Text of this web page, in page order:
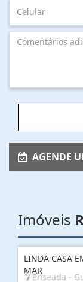
AGENDE
Imóveis
LINDA CASA
MAR
Enseada -